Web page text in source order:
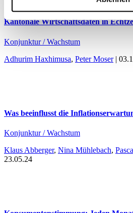
Kantonale Wirtschaftsdaten in
Konjunktur / Wachstum
Adhurim Haxhimusa, Peter Moser|
Was beeinflusst die
Konjunktur / Wachstum
Klaus Abberger, Nina Mühlebach,
23.05.24